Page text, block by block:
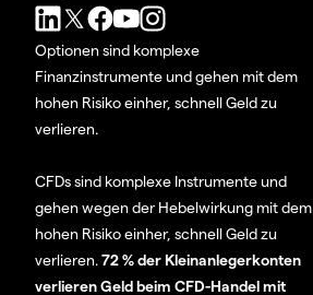
Optionen sind komplexe
Finanzinstrumente und gehen mit dem
hohen Risiko einher, schnell Geld zu
verlieren.
CFDs sind komplexe Instrumente und
gehen wegen der Hebelwirkung mit dem
hohen Risiko einher, schnell Geld zu
verlieren.72 % der Kleinanlegerkonten
verlieren Geld beim CFD-Handel mit